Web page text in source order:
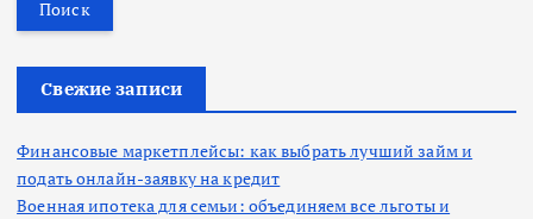
т
Свежие записи
Финансовые маркетплейсы: как выбрать лучший займ и
подать онлайн-заявку на кредит
Военная ипотека для семьи: объединяем все льготы и